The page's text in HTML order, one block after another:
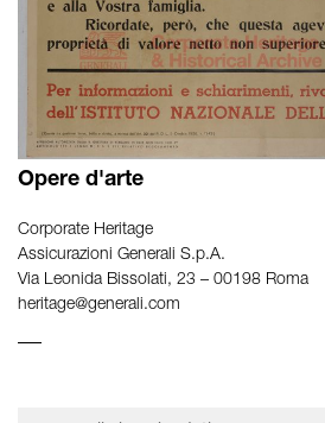
Opere d'arte
Corporate Heritage
Assicurazioni Generali S.p.A.
Via Leonida Bissolati, 23 – 00198 Roma
heritage@generali.com